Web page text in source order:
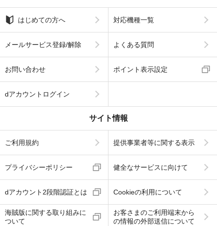
はじめての方へ 対応機種一覧
メールサービス登録/解除 よくある質問
お問い合わせ ポイント表示設定
dアカウントログイン
サイト情報
ご利用規約 提供事業者等に関する表示
プライバシーポリシー 健全なサービスに向けて
dアカウント2段階認証とは Cookieの利用について
海賊版に関する取り組みに
ついて
お客さまのご利用端末から
の情報の外部送信について